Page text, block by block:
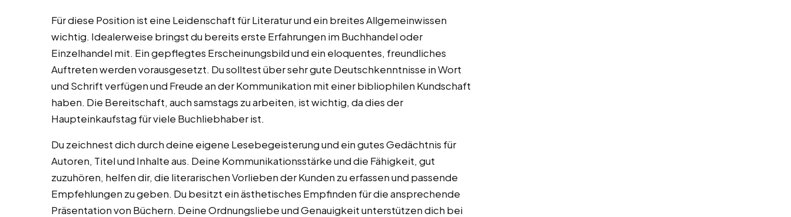
Für diese Position ist eine Leidenschaft für Literatur und ein breites Allgemeinwissen
wichtig. Idealerweise bringst du bereits erste Erfahrungen im Buchhandel oder
Einzelhandel mit. Ein gepflegtes Erscheinungsbild und ein eloquentes, freundliches
Auftreten werden vorausgesetzt. Du solltest über sehr gute Deutschkenntnisse in Wort
und Schrift verfügen und Freude an der Kommunikation mit einer bibliophilen Kundschaft
haben. Die Bereitschaft, auch samstags zu arbeiten, ist wichtig, da dies der
Haupteinkaufstag für viele Buchliebhaber ist.
Du zeichnest dich durch deine eigene Lesebegeisterung und ein gutes Gedächtnis für
Autoren, Titel und Inhalte aus. Deine Kommunikationsstärke und die Fähigkeit, gut
zuzuhören, helfen dir, die literarischen Vorlieben der Kunden zu erfassen und passende
Empfehlungen zu geben. Du besitzt ein ästhetisches Empfinden für die ansprechende
Präsentation von Büchern. Deine Ordnungsliebe und Genauigkeit unterstützen dich bei